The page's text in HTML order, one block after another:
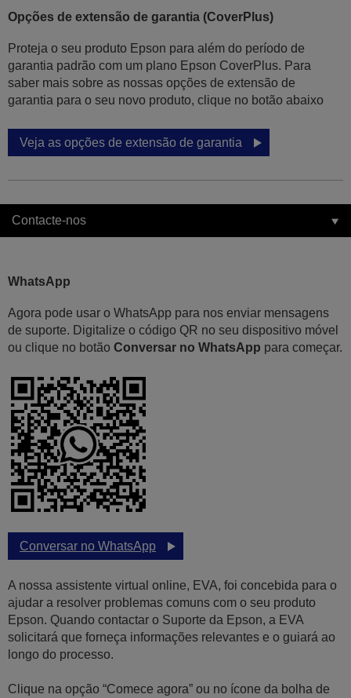
Opções de extensão de garantia (CoverPlus)
Proteja o seu produto Epson para além do período de
garantia padrão com um plano Epson CoverPlus. Para
saber mais sobre as nossas opções de extensão de
garantia para o seu novo produto, clique no botão abaixo
Veja as opções de extensão de garantia
Contacte-nos
WhatsApp
Agora pode usar o WhatsApp para nos enviar mensagens
de suporte. Digitalize o código QR no seu dispositivo móvel
ou clique no botão Conversar no WhatsApp para começar.
Conversar no WhatsApp
A nossa assistente virtual online, EVA, foi concebida para o
ajudar a resolver problemas comuns com o seu produto
Epson. Quando contactar o Suporte da Epson, a EVA
solicitará que forneça informações relevantes e o guiará ao
longo do processo.
Clique na opção “Comece agora” ou no ícone da bolha de